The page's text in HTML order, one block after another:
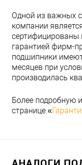
Одной из важных
компании
сертифицированы
гарантией фирм-
подшипники
месяцев при
производилась
Более подробную
странице «